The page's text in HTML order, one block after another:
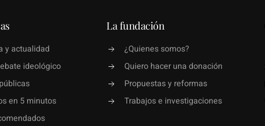
y actualidad
ideológico
en 5 minutos
La fundación
¿Quienes somos?
Quiero hacer una donación
Propuestas y reformas
Trabajos e investigaciones